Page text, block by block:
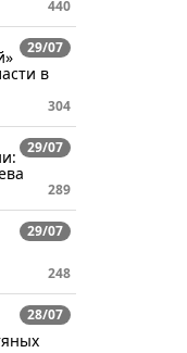
440
29/07
в
304
29/07
289
29/07
248
28/07